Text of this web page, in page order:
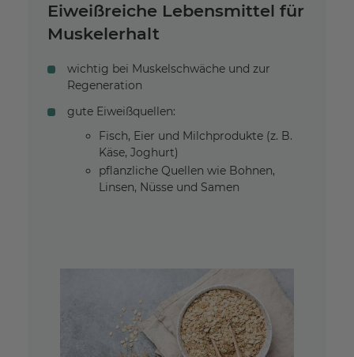
Eiweißreiche Lebensmittel für
Muskelerhalt
wichtig bei Muskelschwäche und zur
Regeneration
gute Eiweißquellen:
Fisch, Eier und Milchprodukte (z. B.
Käse, Joghurt)
pflanzliche Quellen wie Bohnen,
Linsen, Nüsse und Samen